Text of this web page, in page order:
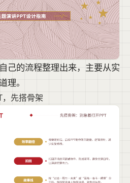
己的流程整理出来，主要从实
理。
，先搭骨架